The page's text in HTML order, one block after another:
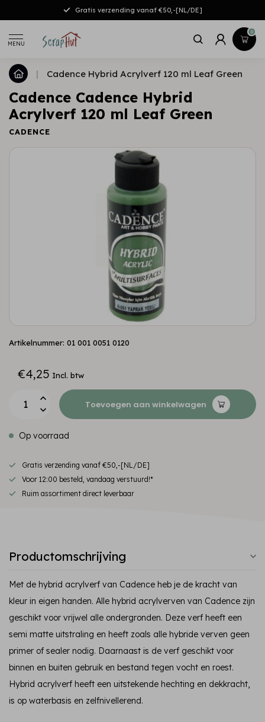
Gratis verzending vanaf €50,-[NL/DE]
MENU
0
| Cadence Hybrid Acrylverf 120 ml Leaf Green
Cadence Cadence Hybrid
Acrylverf 120 ml Leaf Green
CADENCE
Artikelnummer: 01 001 0051 0120
€4,25 Incl. btw
Toevoegen aan winkelwagen
Op voorraad
Gratis verzending vanaf €50,-[NL/DE]
Voor 12:00 besteld, vandaag verstuurd!*
Ruim assortiment direct leverbaar
Productomschrijving
Met de hybrid acrylverf van Cadence heb je de kracht van
kleur in eigen handen. Alle hybrid acrylverven van Cadence zijn
geschikt voor vrijwel alle ondergronden. Deze verf heeft een
semi matte uitstraling en heeft zoals alle hybride verven geen
primer of sealer nodig. Daarnaast is de verf geschikt voor
binnen en buiten gebruik en bestand tegen vocht en roest.
Hybrid acrylverf heeft een uitstekende hechting en dekkracht,
is op waterbasis en zelfnivellerend.